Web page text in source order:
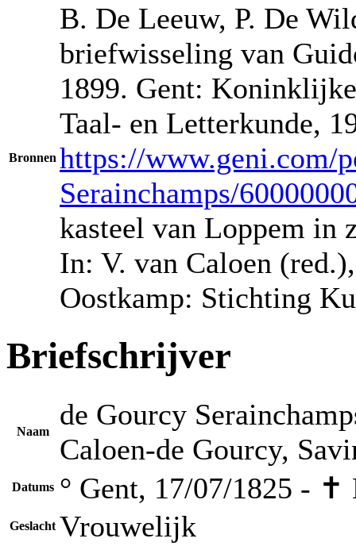
Bronnen
B. De Leeuw, P. De
briefwisseling van
1899. Gent:
Taal- en Letterkunde,
https://www.geni.com/
Serainchamps/
kasteel van Loppem in
In: V. van Caloen
Oostkamp: Stichting
Briefschrijver
Naam
de Gourcy
Caloen-de Gourcy,
Datums ° Gent, 17/07/1825 - ✝
Geslacht Vrouwelijk